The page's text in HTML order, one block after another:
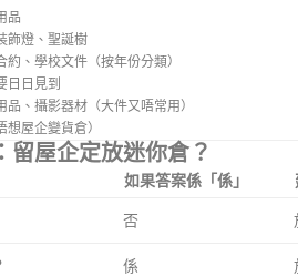
品
飾燈、聖誕樹
、學校文件（按年份分類）
日日見到
、攝影器材（大件又唔常用）
屋企變貨倉）
留屋企定放迷你倉？
如果答案係「係」
否
係